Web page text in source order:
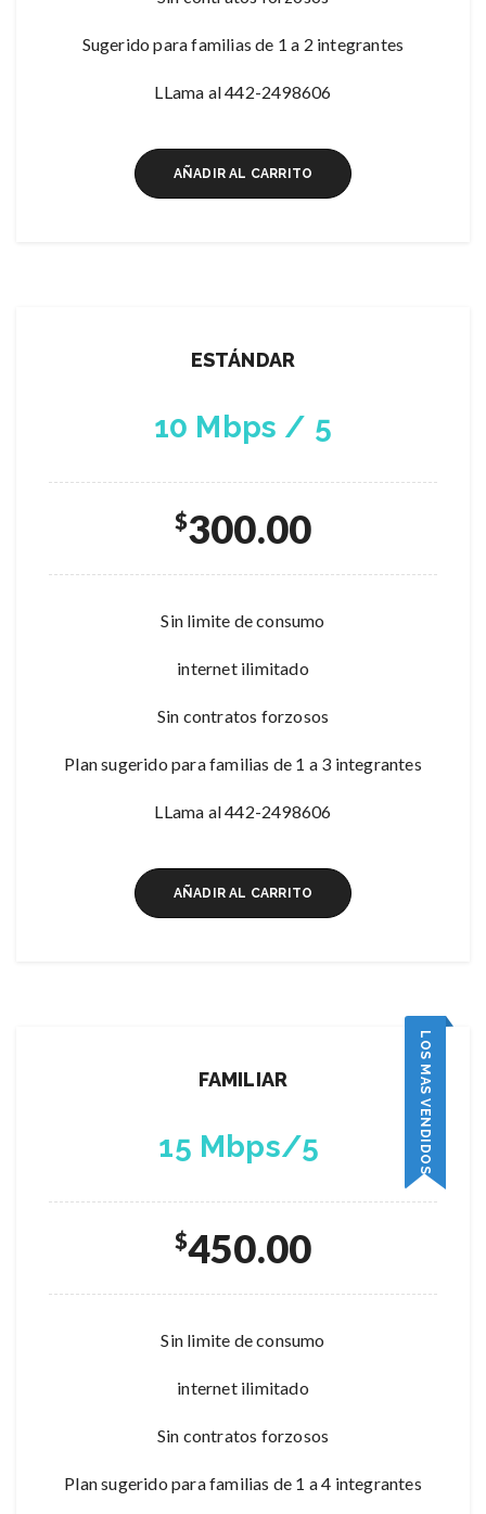
Sugerido para familias de 1 a 2 integrantes
LLama al 442-2498606
AÑADIR AL CARRITO
ESTÁNDAR
10 Mbps / 5
$300.00
Sin limite de consumo
internet ilimitado
Sin contratos forzosos
Plan sugerido para familias de 1 a 3 integrantes
LLama al 442-2498606
AÑADIR AL CARRITO
LOS MAS VENDIDOS
FAMILIAR
15 Mbps/5
$450.00
Sin limite de consumo
internet ilimitado
Sin contratos forzosos
Plan sugerido para familias de 1 a 4 integrantes